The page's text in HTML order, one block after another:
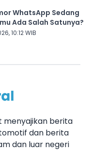
WhatsApp Sedang
Ada Salah Satunya?
10:12 WIB
berita
dan berita
dan luar negeri